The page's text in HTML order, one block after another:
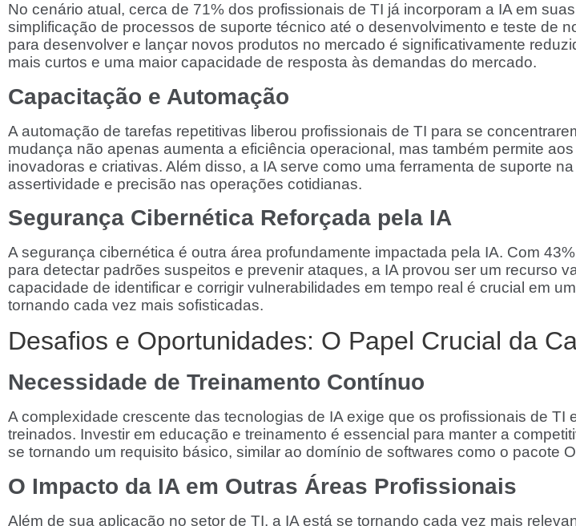
No cenário atual, cerca de 71% dos profissionais de TI já incorporam a IA em
simplificação de processos de suporte técnico até o desenvolvimento e teste de
para desenvolver e lançar novos produtos no mercado é significativamente
mais curtos e uma maior capacidade de resposta às demandas do mercado.
Capacitação e Automação
A automação de tarefas repetitivas liberou profissionais de TI para se
mudança não apenas aumenta a eficiência operacional, mas também permite
inovadoras e criativas. Além disso, a IA serve como uma ferramenta de suporte
assertividade e precisão nas operações cotidianas.
Segurança Cibernética Reforçada pela IA
A segurança cibernética é outra área profundamente impactada pela IA. Com
para detectar padrões suspeitos e prevenir ataques, a IA provou ser um recurso
capacidade de identificar e corrigir vulnerabilidades em tempo real é crucial em
tornando cada vez mais sofisticadas.
Desafios e Oportunidades: O Papel Crucial da
Necessidade de Treinamento Contínuo
A complexidade crescente das tecnologias de IA exige que os profissionais de TI
treinados. Investir em educação e treinamento é essencial para manter a
se tornando um requisito básico, similar ao domínio de softwares como o pacote
O Impacto da IA em Outras Áreas Profissionais
Além de sua aplicação no setor de TI, a IA está se tornando cada vez mais